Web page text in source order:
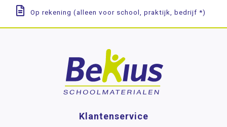
Op rekening (alleen voor school, praktijk, bedrijf *)
Klantenservice